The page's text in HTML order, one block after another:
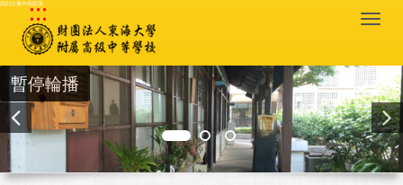
跳到主要內容區塊
:::
暫停輪播